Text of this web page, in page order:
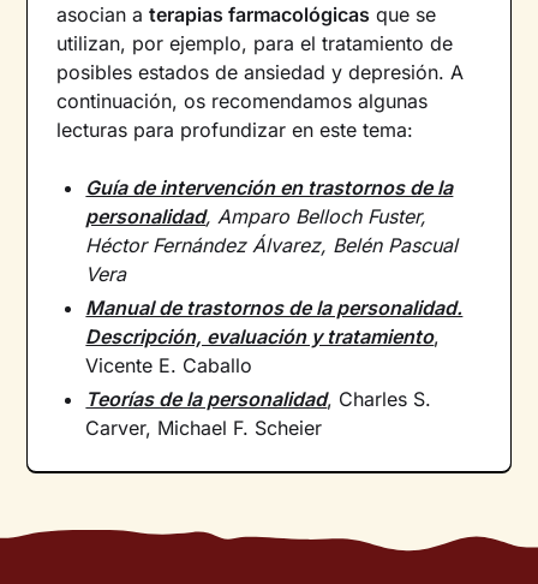
asocian aterapias farmacológicas que se
utilizan, por ejemplo, para el tratamiento de
posibles estados de ansiedad y depresión. A
continuación, os recomendamos algunas
lecturas para profundizar en este tema:
Guía de intervención en trastornos de la
personalidad, Amparo Belloch Fuster,
Héctor Fernández Álvarez, Belén Pascual
Vera
Manual de trastornos de la personalidad.
Descripción, evaluación y tratamiento,
Vicente E. Caballo
Teorías de la personalidad, Charles S.
Carver, Michael F. Scheier